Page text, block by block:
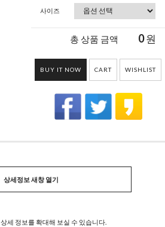
사이즈
총 상품 금액 0원
BUY IT NOW CART WISHLIST
상세정보 새창 열기
상세 정보를 확대해 보실 수 있습니다.